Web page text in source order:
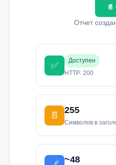
Отчет
✅
Доступен
HTTP: 200
📄
255
Символов в
~48